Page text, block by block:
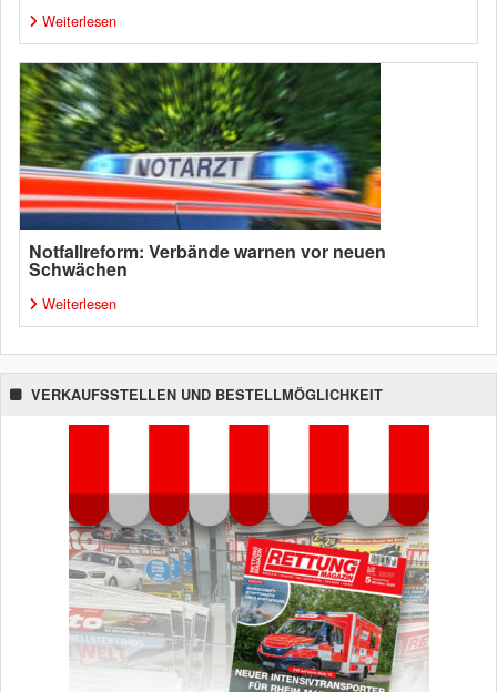
Weiterlesen
Notfallreform: Verbände warnen vor neuen
Schwächen
Weiterlesen
VERKAUFSSTELLEN UND BESTELLMÖGLICHKEIT